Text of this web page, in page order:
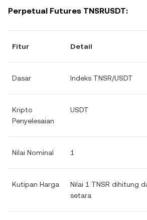
Perpetual Futures TNSRUSDT:
Fitur Detail
Dasar Indeks TNSR/USDT
Kripto
Penyelesaian
USDT
Nilai Nominal 1
Kutipan Harga
Nilai 1 TNSR dihitung
setara